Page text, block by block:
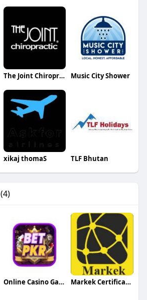
The Joint Chiropractic West Knoxville Music City Shower
xikaj thomaS TLF Bhutan
(4)
Online Casino Games in Pakistan Markek Certifications